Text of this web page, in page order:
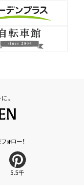
ォロー！
5.5千